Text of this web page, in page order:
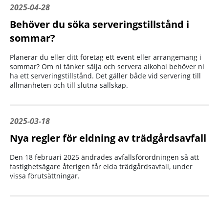
2025-04-28
Behöver du söka serveringstillstånd i
sommar?
Planerar du eller ditt företag ett event eller arrangemang i
sommar? Om ni tänker sälja och servera alkohol behöver ni
ha ett serveringstillstånd. Det gäller både vid servering till
allmänheten och till slutna sällskap.
2025-03-18
Nya regler för eldning av trädgårdsavfall
Den 18 februari 2025 ändrades avfallsförordningen så att
fastighetsägare återigen får elda trädgårdsavfall, under
vissa förutsättningar.